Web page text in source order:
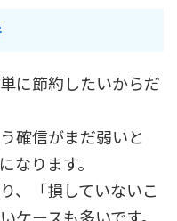
に節約したいからだ
確信がまだ弱いと
なります。
、「損していないこ